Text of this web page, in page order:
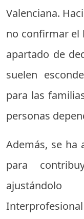
Valenciana.
no confirmar el
apartado de
suelen
para las
personas
Además, se ha
para